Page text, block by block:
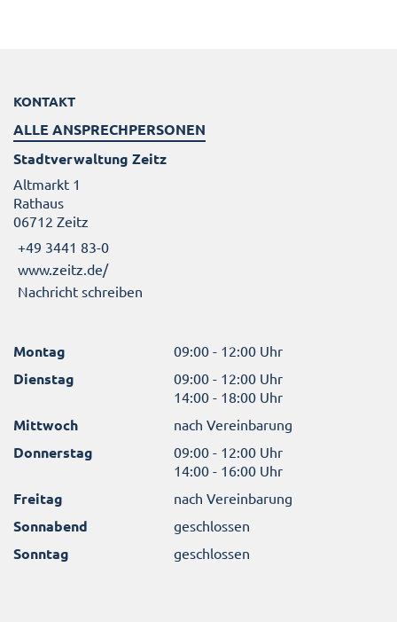
KONTAKT
ALLE ANSPRECHPERSONEN
Stadtverwaltung Zeitz
Altmarkt 1
Rathaus
06712 Zeitz
+49 3441 83-0
www.zeitz.de/
Nachricht schreiben
Montag 09:00 - 12:00 Uhr
Dienstag
09:00 - 12:00 Uhr
14:00 - 18:00 Uhr
Mittwoch nach Vereinbarung
Donnerstag
09:00 - 12:00 Uhr
14:00 - 16:00 Uhr
Freitag nach Vereinbarung
Sonnabend geschlossen
Sonntag geschlossen